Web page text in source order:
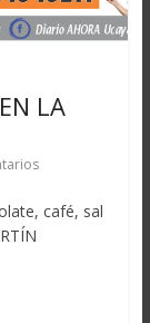
LA
café, sal